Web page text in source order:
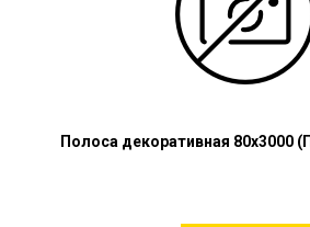
Полоса декоративная 80х3000